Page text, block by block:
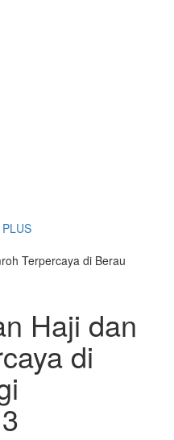
Terpercaya di Berau
Haji dan
di